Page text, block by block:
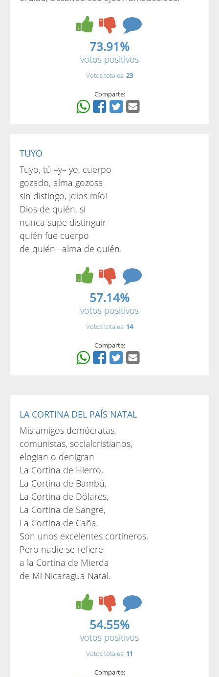
73.91%
votos positivos
Votos totales: 23
Comparte:
TUYO
Tuyo, tú –y– yo, cuerpo
gozado, alma gozosa
sin distingo, ¡dios mío!
Dios de quién, si
nunca supe distinguir
quién fue cuerpo
de quién –alma de quién.
57.14%
votos positivos
Votos totales: 14
Comparte:
LA CORTINA DEL PAÍS NATAL
Mis amigos demócratas,
comunistas, socialcristianos,
elogian o denigran
La Cortina de Hierro,
La Cortina de Bambú,
La Cortina de Dólares,
La Cortina de Sangre,
La Cortina de Caña.
Son unos excelentes cortineros.
Pero nadie se refiere
a la Cortina de Mierda
de Mi Nicaragua Natal.
54.55%
votos positivos
Votos totales: 11
Comparte: